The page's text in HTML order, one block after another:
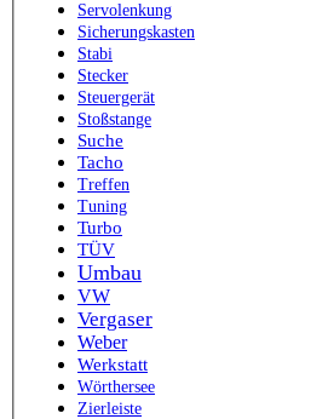
Servolenkung
Sicherungskasten
Stabi
Stecker
Steuergerät
Stoßstange
Suche
Tacho
Treffen
Tuning
Turbo
TÜV
Umbau
VW
Vergaser
Weber
Werkstatt
Wörthersee
Zierleiste